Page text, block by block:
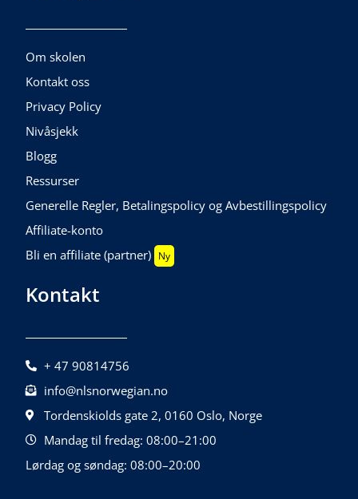
Om skolen
Kontakt oss
Privacy Policy
Nivåsjekk
Blogg
Ressurser
Generelle Regler, Betalingspolicy og Avbestillingspolicy
Affiliate-konto
Bli en affiliate (partner) Ny
Kontakt
+ 47 90814756
info@nlsnorwegian.no
Tordenskiolds gate 2, 0160 Oslo, Norge
Mandag til fredag: 08:00–21:00
Lørdag og søndag: 08:00–20:00